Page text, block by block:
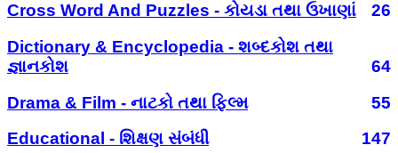
Cross Word And Puzzles - કોયડા તથા ઉખાણાં
26
Dictionary & Encyclopedia - શબ્દકોશ તથા
જ્ઞાનકોશ
64
Drama & Film - નાટકો તથા ફિલ્મ
55
Educational - શિક્ષણ સંબંધી
147